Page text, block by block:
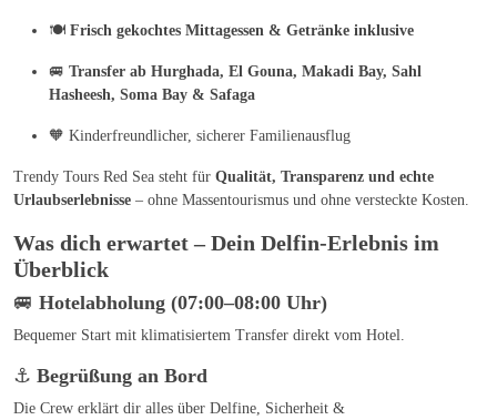
🍽️ Frisch gekochtes Mittagessen & Getränke inklusive
🚐 Transfer ab Hurghada, El Gouna, Makadi Bay, Sahl
Hasheesh, Soma Bay & Safaga
🧡 Kinderfreundlicher, sicherer Familienausflug
Trendy Tours Red Sea steht für Qualität, Transparenz und echte
Urlaubserlebnisse – ohne Massentourismus und ohne versteckte Kosten.
Was dich erwartet – Dein Delfin-Erlebnis im
Überblick
🚐 Hotelabholung (07:00–08:00 Uhr)
Bequemer Start mit klimatisiertem Transfer direkt vom Hotel.
⚓ Begrüßung an Bord
Die Crew erklärt dir alles über Delfine, Sicherheit &